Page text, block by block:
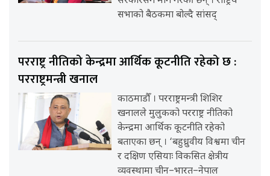
सभाको बैठकमा बोल्दै सांसद्
परराष्ट्र नीतिको केन्द्रमा आर्थिक कूटनीति रहेको छ :
परराष्ट्रमन्त्री खनाल
काठमाडौँ । परराष्ट्रमन्त्री शिशिर
खनालले मुलुकको परराष्ट्र नीतिको
केन्द्रमा आर्थिक कूटनीति रहेको
बताएका छन् । ‘बहुध्रुवीय विश्वमा चीन
र दक्षिण एसियाः विकसित क्षेत्रीय
व्यवस्थामा चीन–भारत–नेपाल